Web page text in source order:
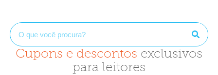
Cupons e descontos exclusivos
para leitores